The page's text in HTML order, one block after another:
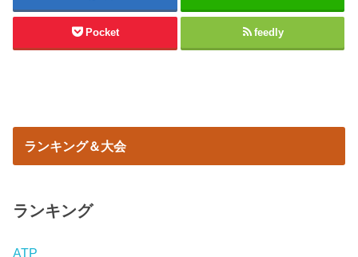
Pocket feedly
ランキング＆大会
ランキング
ATP